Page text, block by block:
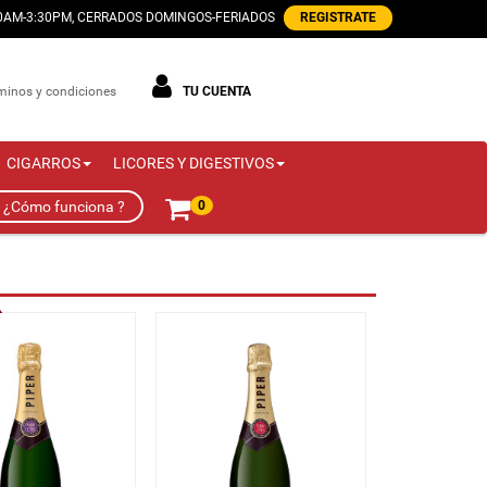
3:30PM, CERRADOS DOMINGOS-FERIADOS REGISTRATE
y condiciones TU CUENTA
CIGARROS LICORES Y DIGESTIVOS
¿Cómo funciona ? 0